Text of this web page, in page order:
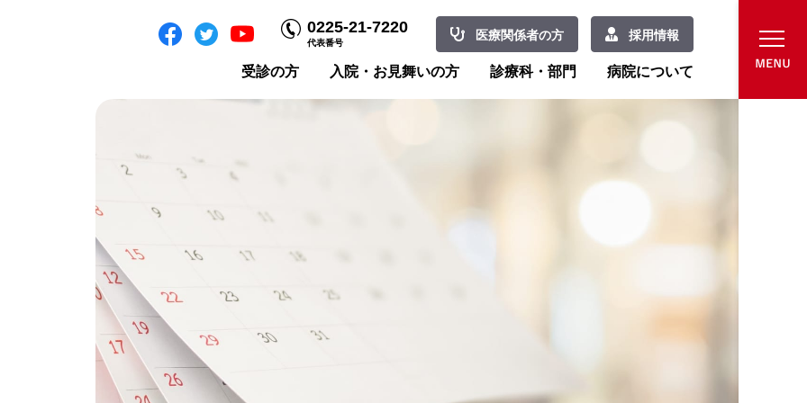
0225-21-7220
代表番号
医療関係者の方 採用情報
受診の方 入院・お見舞いの方 診療科・部門 病院について